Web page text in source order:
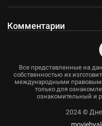
Комментарии
Все представленные на
собственностью их
международными
только для
ознакомительный и
2024 ©